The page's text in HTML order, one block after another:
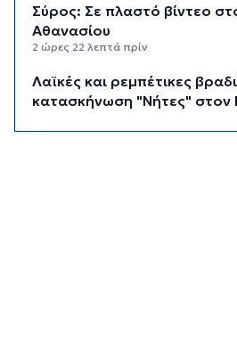
Σύρος: Σε πλαστό βίντεο
Αθανασίου
2 ώρες 22 λεπτά πρίν
Λαϊκές και ρεμπέτικες
κατασκήνωση "Νήτες" στον